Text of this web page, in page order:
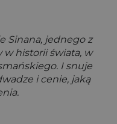
Sinana, jednego z
historii świata, w
I snuje
i cenie, jaką